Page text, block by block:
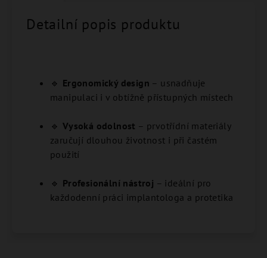
Detailní popis produktu
🔹 Ergonomický design – usnadňuje
manipulaci i v obtížně přístupných místech
🔹 Vysoká odolnost – prvotřídní materiály
zaručují dlouhou životnost i při častém
použití
🔹 Profesionální nástroj – ideální pro
každodenní práci implantologa a protetika